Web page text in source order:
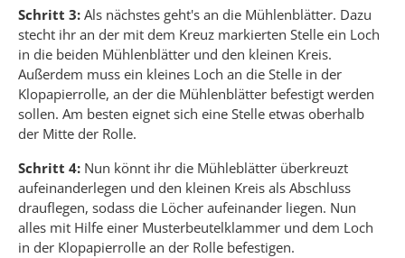
Schritt 3: Als nächstes geht's an die Mühlenblätter. Dazu
stecht ihr an der mit dem Kreuz markierten Stelle ein Loch
in die beiden Mühlenblätter und den kleinen Kreis.
Außerdem muss ein kleines Loch an die Stelle in der
Klopapierrolle, an der die Mühlenblätter befestigt werden
sollen. Am besten eignet sich eine Stelle etwas oberhalb
der Mitte der Rolle.
Schritt 4: Nun könnt ihr die Mühleblätter überkreuzt
aufeinanderlegen und den kleinen Kreis als Abschluss
drauflegen, sodass die Löcher aufeinander liegen. Nun
alles mit Hilfe einer Musterbeutelklammer und dem Loch
in der Klopapierrolle an der Rolle befestigen.